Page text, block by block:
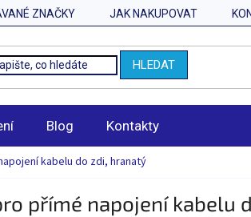
ZNAČKY JAK NAKUPOVAT
HLEDAT
Blog Kontakty
kabelu do zdi, hranatý
přímé napojení kabelu